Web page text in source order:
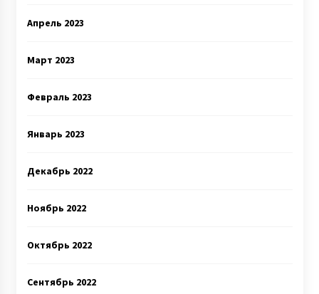
Апрель 2023
Март 2023
Февраль 2023
Январь 2023
Декабрь 2022
Ноябрь 2022
Октябрь 2022
Сентябрь 2022